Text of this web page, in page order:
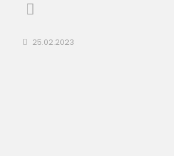
25.02.2023